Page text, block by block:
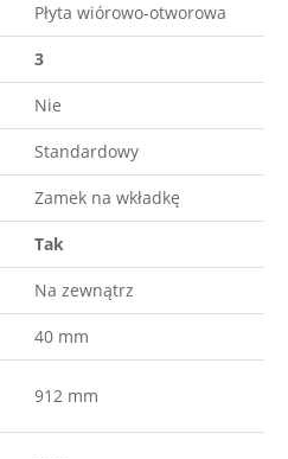
Płyta wiórowo-otworowa
3
Nie
Standardowy
Zamek na wkładkę
Tak
Na zewnątrz
40 mm
912 mm